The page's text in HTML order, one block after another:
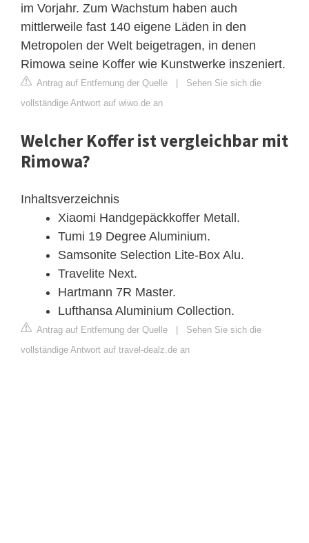
im Vorjahr. Zum Wachstum haben auch
mittlerweile fast 140 eigene Läden in den
Metropolen der Welt beigetragen, in denen
Rimowa seine Koffer wie Kunstwerke inszeniert.
Antrag auf Entfernung der Quelle | Sehen Sie sich die
vollständige Antwort auf wiwo.de an
Welcher Koffer ist vergleichbar mit
Rimowa?
Inhaltsverzeichnis
Xiaomi Handgepäckkoffer Metall.
Tumi 19 Degree Aluminium.
Samsonite Selection Lite-Box Alu.
Travelite Next.
Hartmann 7R Master.
Lufthansa Aluminium Collection.
Antrag auf Entfernung der Quelle | Sehen Sie sich die
vollständige Antwort auf travel-dealz.de an